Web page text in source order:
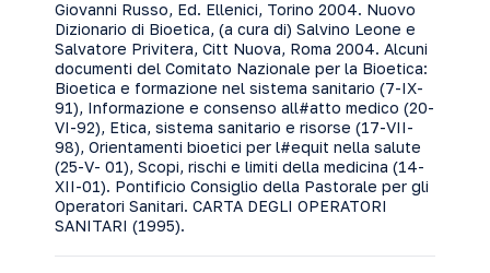
Giovanni Russo, Ed. Ellenici, Torino 2004. Nuovo
Dizionario di Bioetica, (a cura di) Salvino Leone e
Salvatore Privitera, Citt Nuova, Roma 2004. Alcuni
documenti del Comitato Nazionale per la Bioetica:
Bioetica e formazione nel sistema sanitario (7-IX-
91), Informazione e consenso all#atto medico (20-
VI-92), Etica, sistema sanitario e risorse (17-VII-
98), Orientamenti bioetici per l#equit nella salute
(25-V- 01), Scopi, rischi e limiti della medicina (14-
XII-01). Pontificio Consiglio della Pastorale per gli
Operatori Sanitari. CARTA DEGLI OPERATORI
SANITARI (1995).